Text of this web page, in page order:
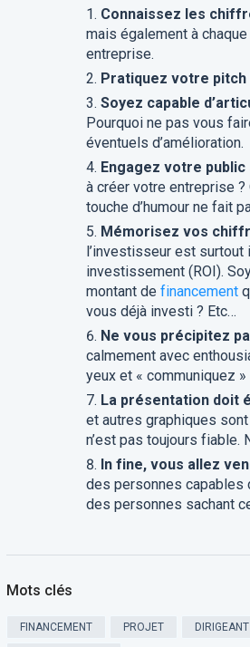
Connaissez les
mais également à
entreprise.
Pratiquez votre
Soyez capable
Pourquoi ne pas vous
éventuels d’amélioration.
Engagez votre
à créer votre entreprise
touche d’humour ne fait
Mémorisez vos
l’investisseur est surtout
investissement (ROI).
montant de financement
vous déjà investi ? Etc…
Ne vous précipitez
calmement avec
yeux et « communiquez »
La présentation doit
et autres graphiques
n’est pas toujours fiable.
In fine, vous allez
des personnes capables
des personnes sachant
Mots clés
FINANCEMENT PROJET